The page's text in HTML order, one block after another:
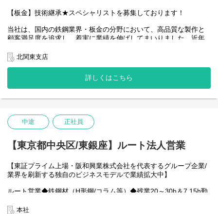
【板金】技術継承★スペシャリストを募集しております！
当社は、国内の鉄鋼業界・板金の分野において、高品質な製作と
顧客満足度を追求し、着実に業績を伸ばしてまいりました。近年
の強化が急務となっています。また、顧客ニーズが多様化する中
で、お客様の課題解決に最適な、より専門性の高い技術提案が求
められています。そこで今回、次世代を担うリーダー育成を目的
とした増員募集を行うことになりました。経験豊富な方はもちろ
ん、これから経験を積んでリーダーを目指したいという意欲的な
方も歓迎いたします。私たちと共に、より高品質な技術の提供体
う。
板金分野における高い技術力と提案力で、顧客の多様なニーズに
中核を担っていただける方を募集します。具体的には、顧客との
打ち合わせから、設計図面に基づいた製作計画の立案と工程管
い業務を担っていただきます。将来的には、これまでの経験を活
画・提案など、組織の中核メンバーとして活躍の場を広げていく
北関東支店
詳しくはこちら
中途 正社員
【東京都中央区/東銀座】ルート法人営業
【東証プライム上場・阪和興業株式会社を代表するグループ企業/
業界を刷新する独自のビジネスモデルで業績拡大中】
ルート営業◆鉄鋼材（H形鋼/コラム等）◆残業20～30h＆7.15h勤
本社